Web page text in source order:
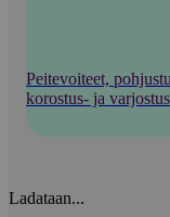
Peitevoiteet,
korostus- ja
Ladataan...